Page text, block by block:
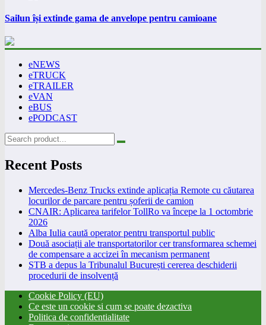
Sailun își extinde gama de anvelope pentru camioane
eNEWS
eTRUCK
eTRAILER
eVAN
eBUS
ePODCAST
Recent Posts
Mercedes-Benz Trucks extinde aplicația Remote cu căutarea
locurilor de parcare pentru șoferii de camion
CNAIR: Aplicarea tarifelor TollRo va începe la 1 octombrie
2026
Alba Iulia caută operator pentru transportul public
Două asociații ale transportatorilor cer transformarea schemei
de compensare a accizei în mecanism permanent
STB a depus la Tribunalul București cererea deschiderii
procedurii de insolvență
Cookie Policy (EU)
Ce este un cookie si cum se poate dezactiva
Politica de confidentialitate